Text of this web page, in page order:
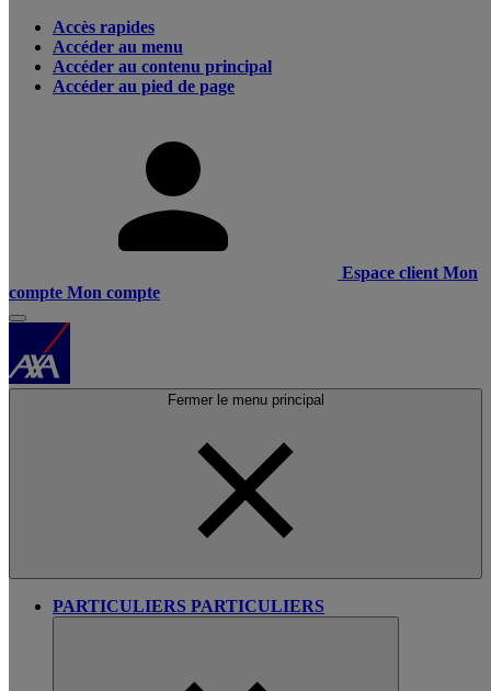
Accès rapides
Accéder au menu
Accéder au contenu principal
Accéder au pied de page
Espace client Mon
compte Mon compte
Fermer le menu principal
PARTICULIERS PARTICULIERS